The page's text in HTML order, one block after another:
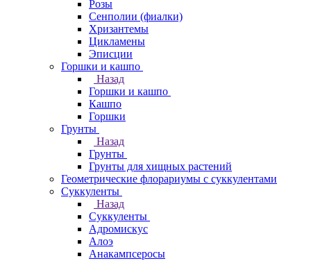
Розы
Сенполии (фиалки)
Хризантемы
Цикламены
Эписции
Горшки и кашпо
Назад
Горшки и кашпо
Кашпо
Горшки
Грунты
Назад
Грунты
Грунты для хищных растений
Геометрические флорариумы с суккулентами
Суккуленты
Назад
Суккуленты
Адромискус
Алоэ
Анакампсеросы